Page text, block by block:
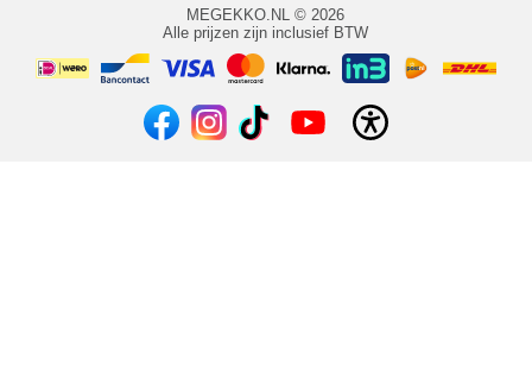
MEGEKKO.NL © 2026
Alle prijzen zijn inclusief BTW